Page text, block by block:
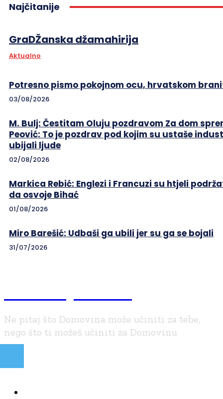
Najčitanije
GraDŽanska džamahirija
Aktualno
Potresno pismo pokojnom ocu, hrvatskom
03/08/2026
M. Bulj: Čestitam Oluju pozdravom Za dom
Peović: To je pozdrav pod kojim su ustaše
ubijali ljude
02/08/2026
Markica Rebić: Englezi i Francuzi su htjeli
da osvoje Bihać
01/08/2026
Miro Barešić: Udbaši ga ubili jer su ga se bojali
31/07/2026
Ne pitaj što Domovina može učiniti za tebe,
nego što ti možeš učiniti za Domovinu